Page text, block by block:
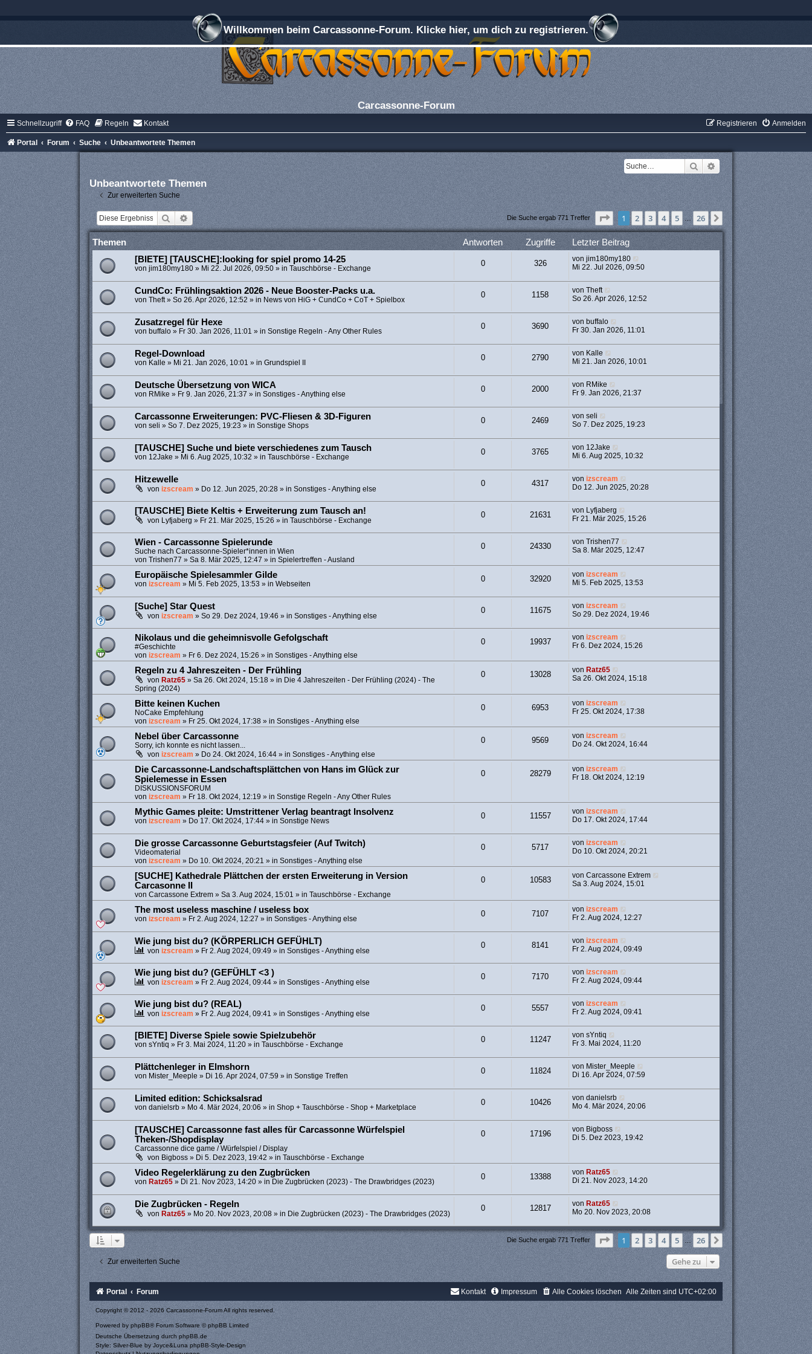
Willkommen beim Carcassonne-Forum. Klicke hier, um dich zu registrieren.
Carcassonne-Forum
Schnellzugriff FAQ Regeln Kontakt Anmelden
Registrieren
Portal Forum Suche Unbeantwortete Themen
Suche
Erweiterte Suche
Unbeantwortete Themen
Zur erweiterten Suche
Suche Erweiterte Suche Die Suche ergab 771 Treffer Seite1 von26
1 2 3 4 5 … 26 Nächste
Themen Antworten Zugriffe Letzter Beitrag
[BIETE] [TAUSCHE]:looking for spiel promo 14-25
von jim180my180» Mi 22. Jul 2026, 09:50» in Tauschbörse - Exchange
0 326 vonjim180my180
Mi 22. Jul 2026, 09:50
CundCo: Frühlingsaktion 2026 - Neue Booster-Packs u.a.
von Theft» So 26. Apr 2026, 12:52 » in News von HiG + CundCo + CoT + Spielbox
0 1158 vonTheft
So 26. Apr 2026, 12:52
Zusatzregel für Hexe
von buffalo» Fr 30. Jan 2026, 11:01 » in Sonstige Regeln - Any Other Rules
0 3690 von buffalo
Fr 30. Jan 2026, 11:01
Regel-Download
von Kalle » Mi 21. Jan 2026, 10:01 » in Grundspiel II
0 2790 von Kalle
Mi 21. Jan 2026, 10:01
Deutsche Übersetzung von WICA
von RMike » Fr 9. Jan 2026, 21:37 » in Sonstiges - Anything else
0 2000 von RMike
Fr 9. Jan 2026, 21:37
Carcassonne Erweiterungen: PVC-Fliesen & 3D-Figuren
von seli » So 7. Dez 2025, 19:23 » in Sonstige Shops
0 2469 vonseli
So 7. Dez 2025, 19:23
[TAUSCHE] Suche und biete verschiedenes zum Tausch
von 12Jake » Mi 6. Aug 2025, 10:32 » in Tauschbörse - Exchange
0 3765 von 12Jake
Mi 6. Aug 2025, 10:32
Hitzewelle
von izscream » Do 12. Jun 2025, 20:28» in Sonstiges - Anything else
0 4317 von izscream
Do 12. Jun 2025, 20:28
[TAUSCHE] Biete Keltis + Erweiterung zum Tausch an!
von Lyfjaberg » Fr 21. Mär 2025, 15:26 » in Tauschbörse - Exchange
0 21631 von Lyfjaberg
Fr 21. Mär 2025, 15:26
Wien - Carcassonne Spielerunde
Suche nach Carcassonne-Spieler*innen in Wien
von Trishen77 » Sa 8. Mär 2025, 12:47 » in Spielertreffen - Ausland
0 24330 vonTrishen77
Sa 8. Mär 2025, 12:47
Europäische Spielesammler Gilde
von izscream » Mi 5. Feb 2025, 13:53 » in Webseiten
0 32920 von izscream
Mi 5. Feb 2025, 13:53
[Suche] Star Quest
von izscream » So 29. Dez 2024, 19:46 » in Sonstiges - Anything else
0 11675 von izscream
So 29. Dez 2024, 19:46
Nikolaus und die geheimnisvolle Gefolgschaft
#Geschichte
von izscream » Fr 6. Dez 2024, 15:26 » in Sonstiges - Anything else
0 19937 von izscream
Fr 6. Dez 2024, 15:26
Regeln zu 4 Jahreszeiten - Der Frühling
von Ratz65» Sa 26. Okt 2024, 15:18» in Die 4 Jahreszeiten - Der Frühling (2024) - The
Spring (2024)
0 13028 von Ratz65
Sa 26. Okt 2024, 15:18
Bitte keinen Kuchen
NoCake Empfehlung
von izscream » Fr 25. Okt 2024, 17:38» in Sonstiges - Anything else
0 6953 von izscream
Fr 25. Okt 2024, 17:38
Nebel über Carcassonne
Sorry, ich konnte es nicht lassen...
von izscream » Do 24. Okt 2024, 16:44» in Sonstiges - Anything else
0 9569 von izscream
Do 24. Okt 2024, 16:44
Die Carcassonne-Landschaftsplättchen von Hans im Glück zur
Spielemesse in Essen
DISKUSSIONSFORUM
von izscream » Fr 18. Okt 2024, 12:19 » in Sonstige Regeln - Any Other Rules
0 28279 von izscream
Fr 18. Okt 2024, 12:19
Mythic Games pleite: Umstrittener Verlag beantragt Insolvenz
von izscream » Do 17. Okt 2024, 17:44» in Sonstige News
0 11557 von izscream
Do 17. Okt 2024, 17:44
Die grosse Carcassonne Geburtstagsfeier (Auf Twitch)
Videomaterial
von izscream » Do 10. Okt 2024, 20:21 » in Sonstiges - Anything else
0 5717 von izscream
Do 10. Okt 2024, 20:21
[SUCHE] Kathedrale Plättchen der ersten Erweiterung in Version
Carcasonne II
von Carcassone Extrem» Sa 3. Aug 2024, 15:01 » in Tauschbörse - Exchange
0 10583 vonCarcassone Extrem
Sa 3. Aug 2024, 15:01
The most useless maschine / useless box
von izscream » Fr 2. Aug 2024, 12:27 » in Sonstiges - Anything else
0 7107 von izscream
Fr 2. Aug 2024, 12:27
Wie jung bist du? (KÖRPERLICH GEFÜHLT)
von izscream » Fr 2. Aug 2024, 09:49 » in Sonstiges - Anything else
0 8141 von izscream
Fr 2. Aug 2024, 09:49
Wie jung bist du? (GEFÜHLT <3 )
von izscream » Fr 2. Aug 2024, 09:44» in Sonstiges - Anything else
0 7170 von izscream
Fr 2. Aug 2024, 09:44
Wie jung bist du? (REAL)
von izscream » Fr 2. Aug 2024, 09:41 » in Sonstiges - Anything else
0 5557 von izscream
Fr 2. Aug 2024, 09:41
[BIETE] Diverse Spiele sowie Spielzubehör
von sYntiq » Fr 3. Mai 2024, 11:20» in Tauschbörse - Exchange
0 11247 vonsYntiq
Fr 3. Mai 2024, 11:20
Plättchenleger in Elmshorn
von Mister_Meeple » Di 16. Apr 2024, 07:59 » in Sonstige Treffen
0 11824 von Mister_Meeple
Di 16. Apr 2024, 07:59
Limited edition: Schicksalsrad
von danielsrb» Mo 4. Mär 2024, 20:06 » in Shop + Tauschbörse - Shop + Marketplace
0 10426 vondanielsrb
Mo 4. Mär 2024, 20:06
[TAUSCHE] Carcassonne fast alles für Carcassonne Würfelspiel
Theken-/Shopdisplay
Carcassonne dice game / Würfelspiel / Display
von Bigboss» Di 5. Dez 2023, 19:42 » in Tauschbörse - Exchange
0 17196 von Bigboss
Di 5. Dez 2023, 19:42
Video Regelerklärung zu den Zugbrücken
von Ratz65» Di 21. Nov 2023, 14:20» in Die Zugbrücken (2023) - The Drawbridges (2023)
0 13388 von Ratz65
Di 21. Nov 2023, 14:20
Die Zugbrücken - Regeln
von Ratz65» Mo 20. Nov 2023, 20:08» in Die Zugbrücken (2023) - The Drawbridges (2023)
0 12817 von Ratz65
Mo 20. Nov 2023, 20:08
Die Suche ergab 771 Treffer Seite von26
1 2 3 4 5 … 26 Nächste
Zur erweiterten Suche Gehe zu
Portal Forum Alle Zeiten sind UTC+02:00
Alle Cookies löschen
Impressum
Kontakt
Copyright © 2012 - 2026 Carcassonne-Forum All rights reserved.
Powered by phpBB® Forum Software © phpBB Limited
Deutsche Übersetzung durch phpBB.de
Style: Silver-Blue by Joyce&LunaphpBB-Style-Design